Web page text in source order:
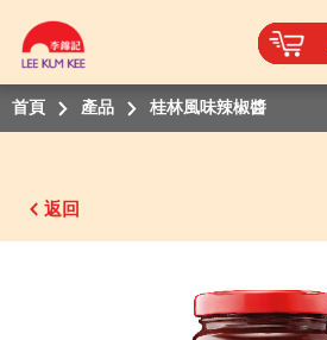
首頁 產品 桂林風味辣椒醬
返回